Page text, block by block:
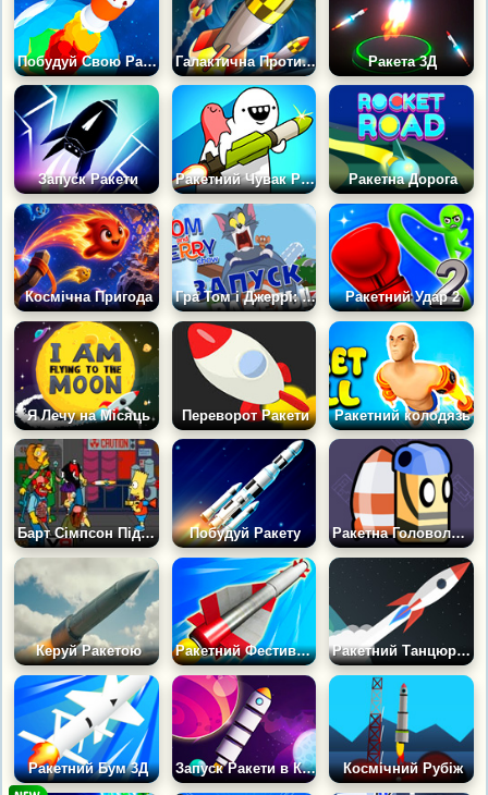
Побудуй Свою Ракету Галактична Протиракетна Оборона Ракета 3Д
Запуск Ракети Ракетний Чувак РПГ Ракетна Дорога
Космічна Пригода Гра Том і Джеррі: Запуск Ракети Ракетний Удар 2
Я Лечу на Місяць Переворот Ракети Ракетний колодязь
Барт Сімпсон Підриває Зомбі Побудуй Ракету Ракетна Головоломка
Керуй Ракетою Ракетний Фестиваль Ракетний Танцюрист 2
Ракетний Бум 3Д Запуск Ракети в Космос Космічний Рубіж